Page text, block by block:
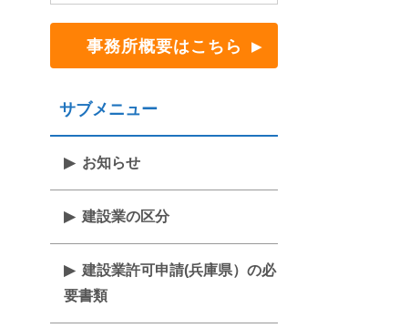
事務所概要はこちら
サブメニュー
お知らせ
建設業の区分
建設業許可申請(兵庫県）の必
要書類